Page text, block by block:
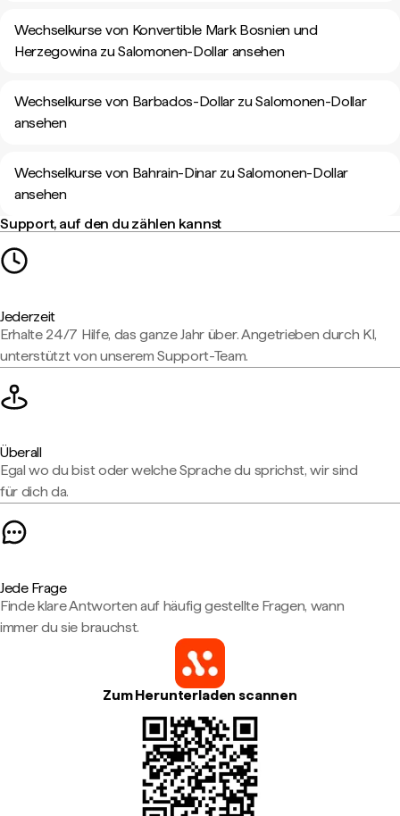
Wechselkurse von Konvertible Mark Bosnien und
Herzegowina zu Salomonen-Dollar ansehen
Wechselkurse von Barbados-Dollar zu Salomonen-Dollar
ansehen
Wechselkurse von Bahrain-Dinar zu Salomonen-Dollar
ansehen
Support, auf den du zählen kannst
Jederzeit
Erhalte 24/7 Hilfe, das ganze Jahr über. Angetrieben durch KI,
unterstützt von unserem Support-Team.
Überall
Egal wo du bist oder welche Sprache du sprichst, wir sind
für dich da.
Jede Frage
Finde klare Antworten auf häufig gestellte Fragen, wann
immer du sie brauchst.
Zum Herunterladen scannen